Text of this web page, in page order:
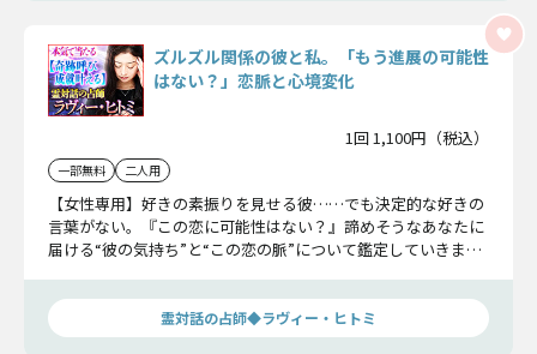
ズルズル関係の彼と私。「もう進展の可能性
はない？」恋脈と心境変化
1回 1,100円（税込）
一部無料 二人用
【女性専用】好きの素振りを見せる彼……でも決定的な好きの
言葉がない。『この恋に可能性はない？』諦めそうなあなたに
届ける“彼の気持ち”と“この恋の脈”について鑑定していきま
霊対話の占師◆ラヴィー・ヒトミ